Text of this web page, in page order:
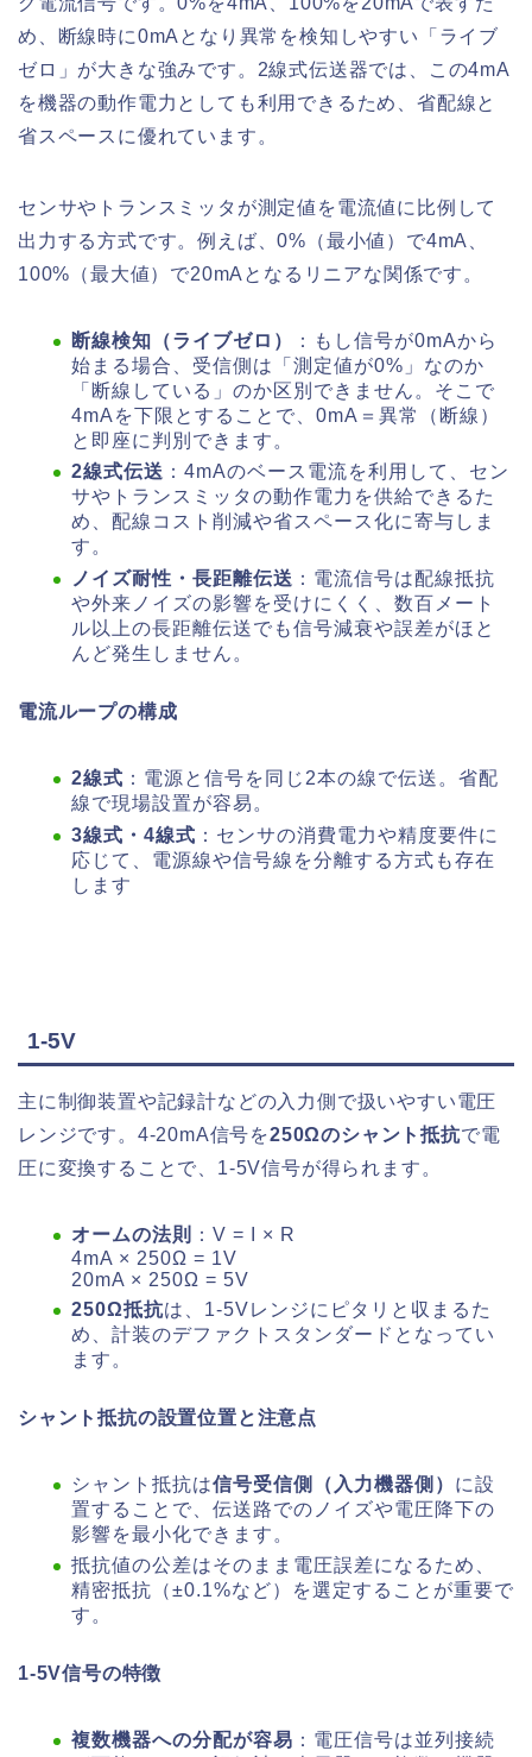
め、断線時に0mAとなり異常を検知しやすい「ライブ
ゼロ」が大きな強みです。2線式伝送器では、この4mA
を機器の動作電力としても利用できるため、省配線と
省スペースに優れています。
センサやトランスミッタが測定値を電流値に比例して
出力する方式です。例えば、0%（最小値）で4mA、
100%（最大値）で20mAとなるリニアな関係です。
断線検知（ライブゼロ）
：もし信号が0mAから
始まる場合、受信側は「測定値が0%」なのか
「断線している」のか区別できません。そこで
4mAを下限とすることで、0mA＝異常（断線）
と即座に判別できます。
2線式伝送 ：4mAのベース電流を利用して、セン
サやトランスミッタの動作電力を供給できるた
め、配線コスト削減や省スペース化に寄与しま
す。
ノイズ耐性・長距離伝送 ：電流信号は配線抵抗
や外来ノイズの影響を受けにくく、数百メート
ル以上の長距離伝送でも信号減衰や誤差がほと
んど発生しません。
電流ループの構成
2線式 ：電源と信号を同じ2本の線で伝送。省配
線で現場設置が容易。
3線式・4線式 ：センサの消費電力や精度要件に
応じて、電源線や信号線を分離する方式も存在
します
1-5V
主に制御装置や記録計などの入力側で扱いやすい電圧
レンジです。4-20mA信号を250Ωのシャント抵抗で電
圧に変換することで、1-5V信号が得られます。
オームの法則
：V = I × R
4mA × 250Ω = 1V
20mA × 250Ω = 5V
250Ω抵抗は、1-5Vレンジにピタリと収まるた
め、計装のデファクトスタンダードとなってい
ます。
シャント抵抗の設置位置と注意点
シャント抵抗は信号受信側（入力機器側） に設
置することで、伝送路でのノイズや電圧降下の
影響を最小化できます。
抵抗値の公差はそのまま電圧誤差になるため、
精密抵抗（±0.1%など）を選定することが重要で
す。
1-5V信号の特徴
複数機器への分配が容易 ：電圧信号は並列接続